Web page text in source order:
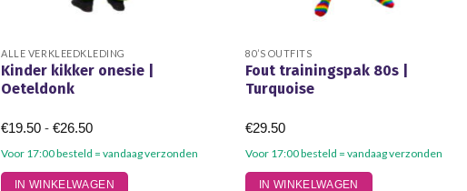
ALLE VERKLEEDKLEDING
Kinder kikker onesie |
Oeteldonk
Voor 17:00 besteld = vandaag verzonden
€19.50 - €26.50Prijsklasse:
tot
IN WINKELWAGEN
Dit
80’S OUTFITS
Fout trainingspak 80s |
Turquoise
Voor 17:00 besteld = vandaag verzonden
€29.50
IN WINKELWAGEN
Dit